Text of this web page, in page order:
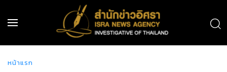
หน้าแรก